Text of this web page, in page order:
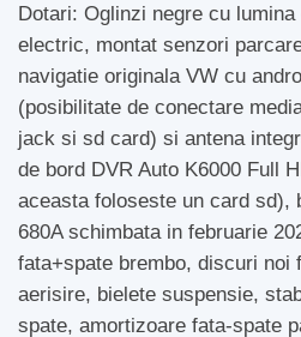
Dotari: Oglinzi negre cu
electric, montat senzori
navigatie originala VW cu
(posibilitate de conectare
jack si sd card) si antena
de bord DVR Auto K6000 Full
aceasta foloseste un card sd),
680A schimbata in februarie
fata+spate brembo, discuri noi
aerisire, bielete suspensie,
spate, amortizoare fata-spate